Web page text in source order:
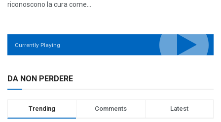
riconoscono la cura come...
Currently Playing
DA NON PERDERE
Trending Comments Latest